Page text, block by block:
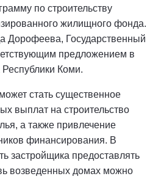
по строительству
жилищного фонда.
Дорофеева, Государственный
предложением в
Коми.
стать существенное
выплат на строительство
а также привлечение
финансирования. В
застройщика предоставлять
возведенных домах можно